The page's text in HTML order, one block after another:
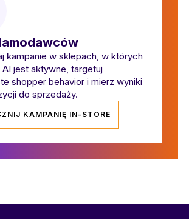
kampanie w sklepach, w których
AI jest aktywne, targetuj
shopper behavior i mierz wyniki
do sprzedaży.
KAMPANIĘ IN-STORE